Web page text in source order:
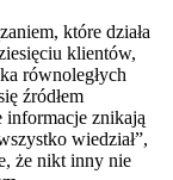
które działa
klientów,
równoległych
źródłem
znikają
wiedział”,
że nikt inny nie